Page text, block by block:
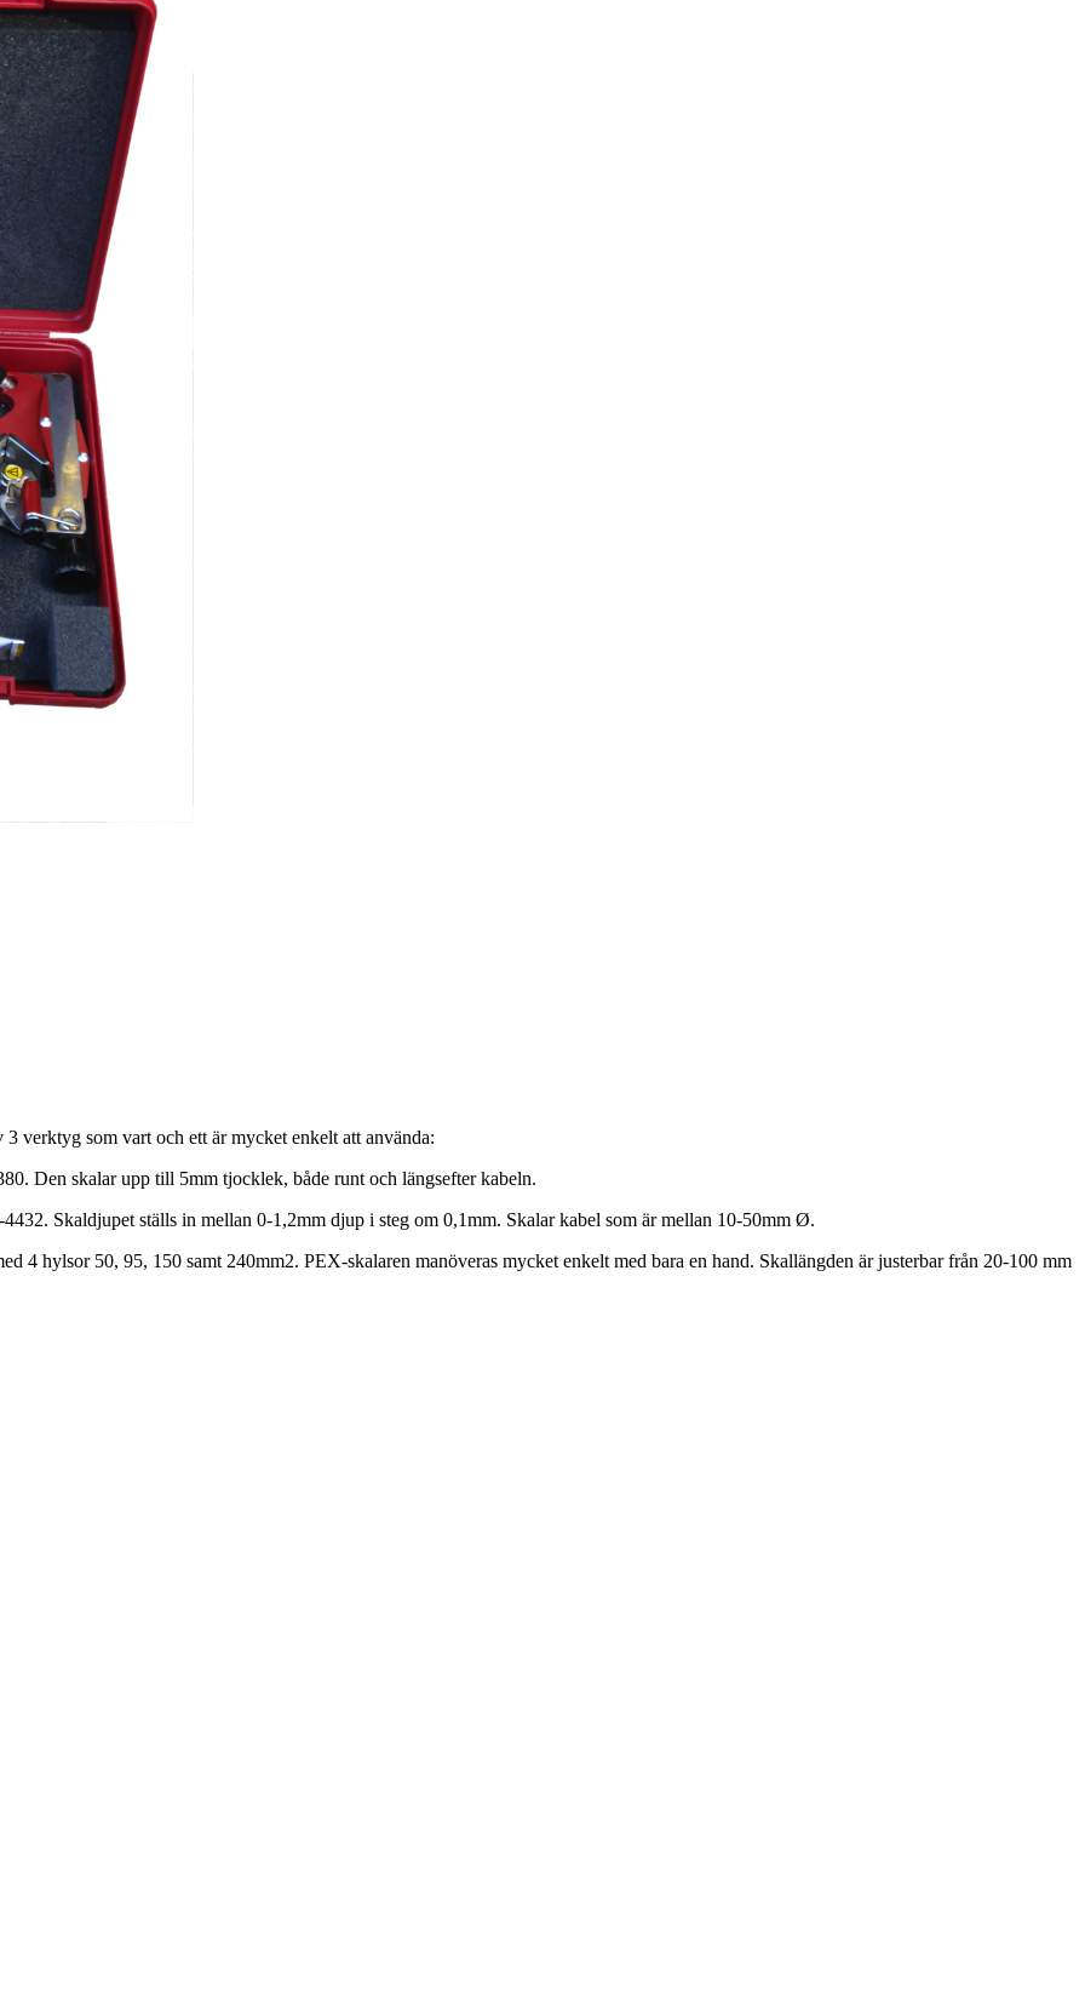
verktyg som vart och ett är mycket enkelt att använda:
Den skalar upp till 5mm tjocklek, både runt och längsefter kabeln.
Skaldjupet ställs in mellan 0-1,2mm djup i steg om 0,1mm. Skalar kabel som är mellan 10-50mm Ø.
4 hylsor 50, 95, 150 samt 240mm2. PEX-skalaren manöveras mycket enkelt med bara en hand. Skallängden är justerbar från 20-100 mm